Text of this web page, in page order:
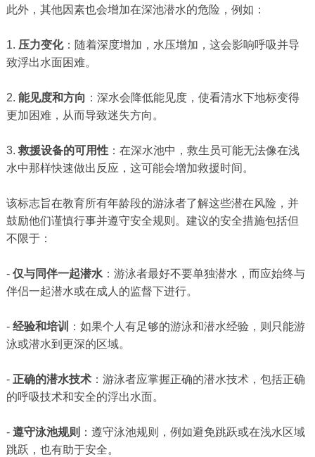
此外，其他因素也会增加在深池潜水的危险，例如：
1. 压力变化：随着深度增加，水压增加，这会影响呼吸并导
致浮出水面困难。
2. 能见度和方向 ：深水会降低能见度，使看清水下地标变得
更加困难，从而导致迷失方向。
3.救援设备的可用性：在深水池中，救生员可能无法像在浅
水中那样快速做出反应，这可能会增加救援时间。
该标志旨在教育所有年龄段的游泳者了解这些潜在风险，并
鼓励他们谨慎行事并遵守安全规则。建议的安全措施包括但
不限于：
- 仅与同伴一起潜水：游泳者最好不要单独潜水，而应始终与
伴侣一起潜水或在成人的监督下进行。
- 经验和培训
：如果个人有足够的游泳和潜水经验，则只能游
泳或潜水到更深的区域。
- 正确的潜水技术：游泳者应掌握正确的潜水技术，包括正确
的呼吸技术和安全的浮出水面。
- 遵守泳池规则 ：遵守泳池规则，例如避免跳跃或在浅水区域
跳跃，也有助于安全。